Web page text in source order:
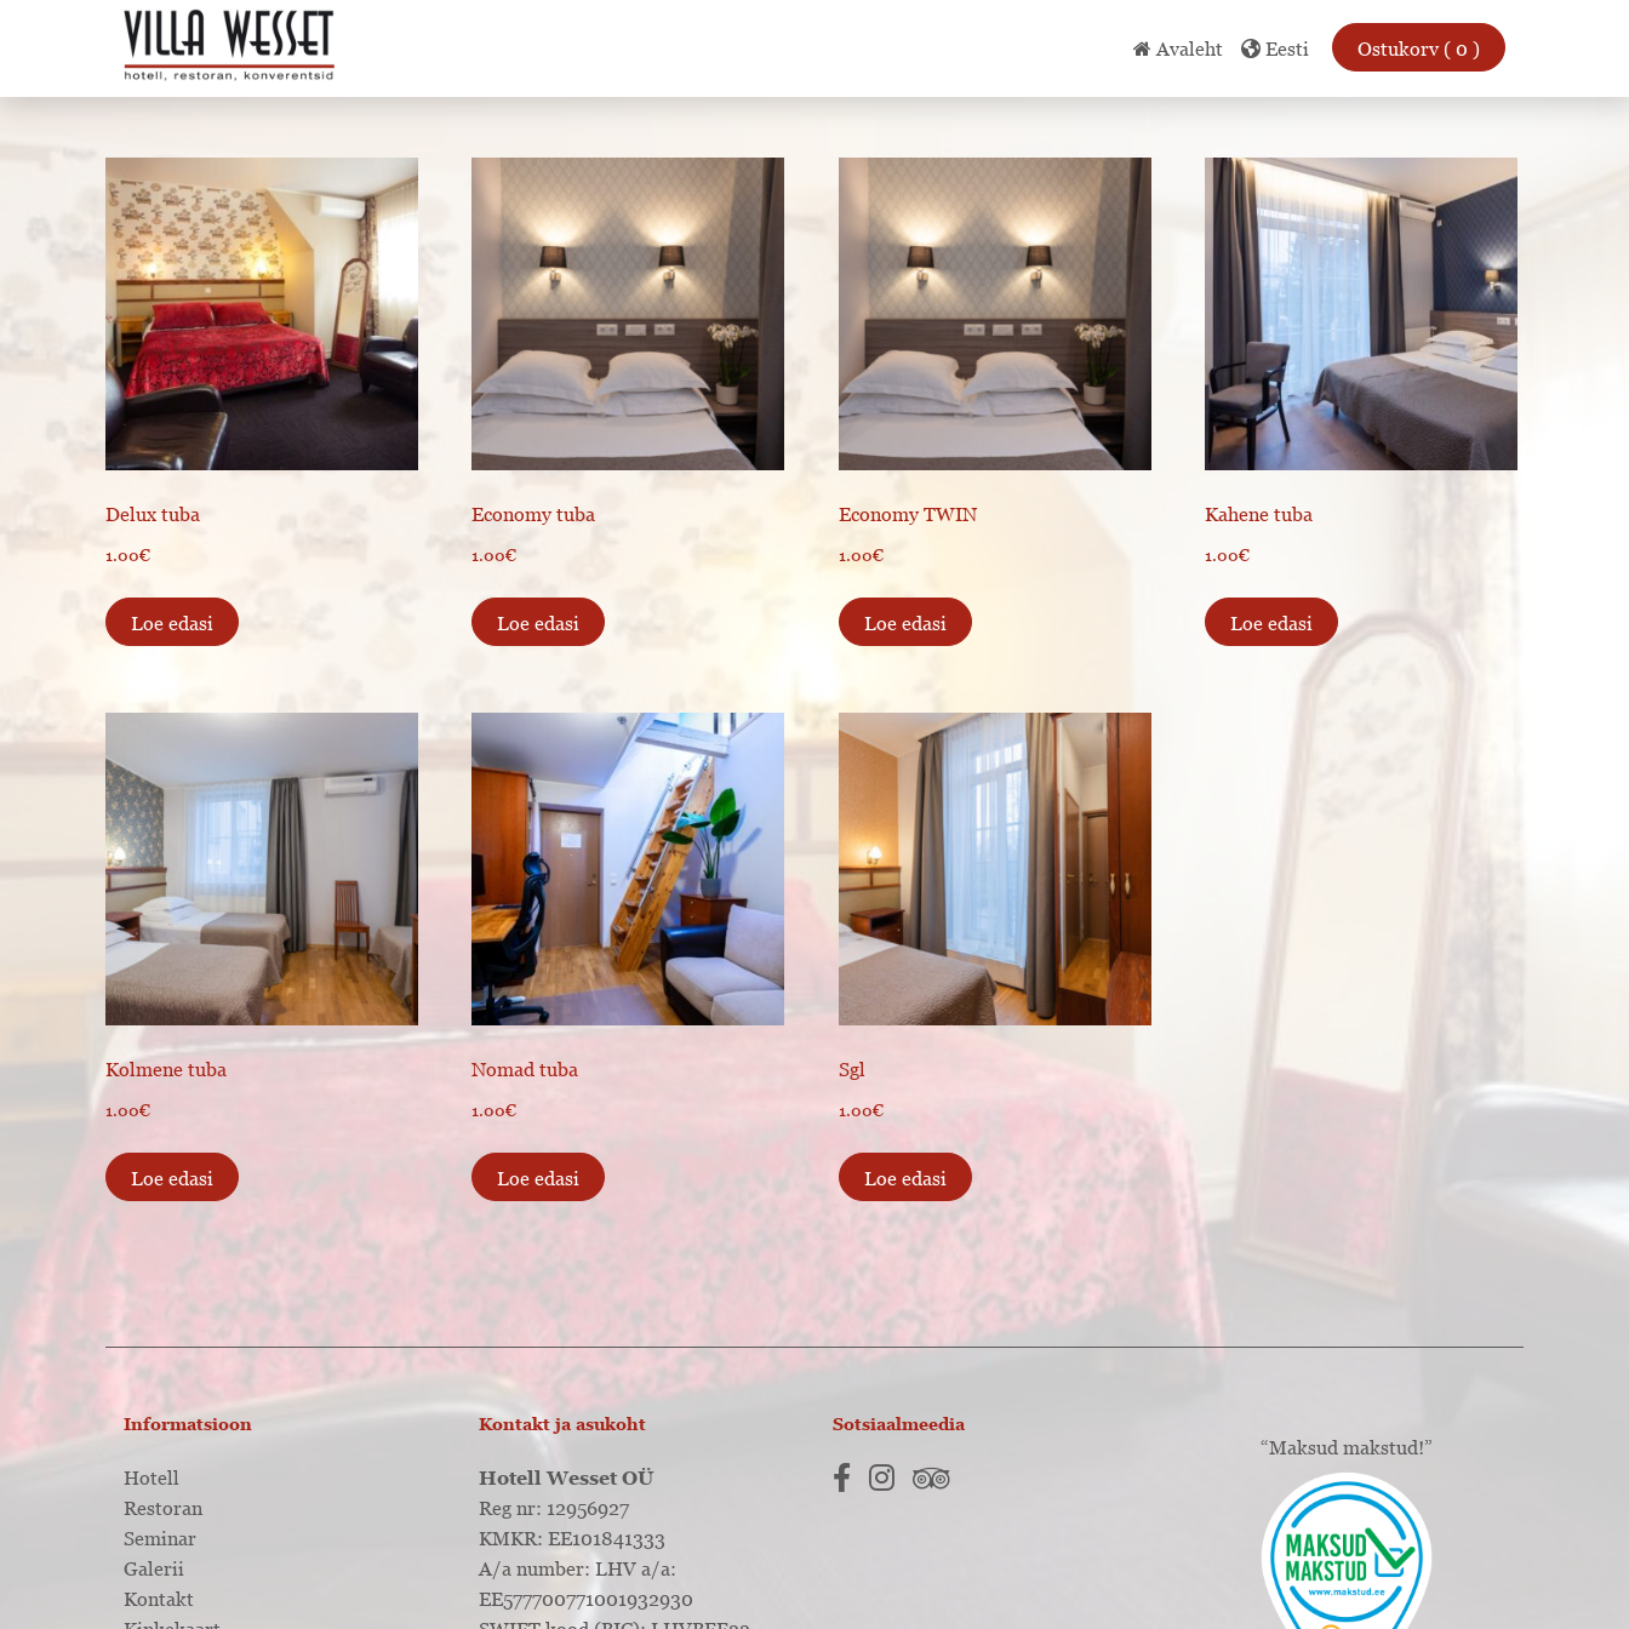
Avaleht Eesti Ostukorv ( 0 )
Delux tuba
1.00€
Loe edasi
Economy tuba
1.00€
Loe edasi
Economy TWIN
1.00€
Loe edasi
Kahene tuba
1.00€
Loe edasi
Kolmene tuba
1.00€
Loe edasi
Nomad tuba
1.00€
Loe edasi
Sgl
1.00€
Loe edasi
Informatsioon
Hotell
Restoran
Seminar
Galerii
Kontakt
Kontakt ja asukoht
Hotell Wesset OÜ
Reg nr: 12956927
KMKR: EE101841333
A/a number: LHV a/a:
EE577700771001932930
Sotsiaalmeedia
“Maksud makstud!”